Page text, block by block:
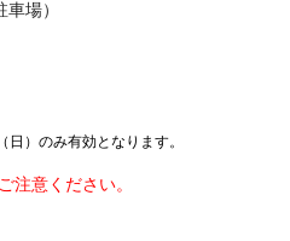
場）
日）のみ有効となります。
注意ください。